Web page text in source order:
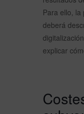
Para ello, la
deberá
explicar